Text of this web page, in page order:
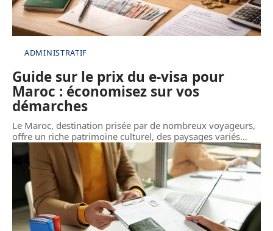
ADMINISTRATIF
Guide sur le prix du e-visa pour
Maroc : économisez sur vos
démarches
Le Maroc, destination prisée par de nombreux voyageurs,
offre un riche patrimoine culturel, des paysages variés…